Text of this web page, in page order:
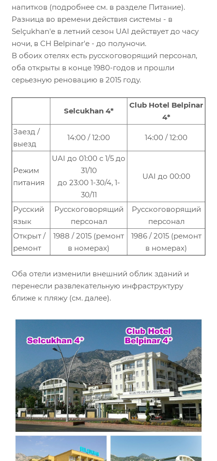
напитков (подробнее см. в разделе Питание).
Разница во времени действия системы - в
Selçukhan'е в летний сезон UAI действует до часу
ночи, в CH Belpinar'е - до полуночи.
В обоих отелях есть русскоговорящий персонал,
оба открыты в конце 1980-годов и прошли
серьезную реновацию в 2015 году.
Selcukhan 4*
Club Hotel Belpinar
4*
Заезд /
выезд
14:00 / 12:00 14:00 / 12:00
Режим
питания
UAI до 01:00 с 1/5 до
31/10
до 23:00 1-30/4, 1-
30/11
UAI до 00:00
Русский
язык
Русскоговорящий
персонал
Русскоговорящий
персонал
Открыт /
ремонт
1988 / 2015 (ремонт
в номерах)
1986 / 2015 (ремонт
в номерах)
Оба отели изменили внешний облик зданий и
перенесли развлекательную инфраструктуру
ближе к пляжу (см. далее).